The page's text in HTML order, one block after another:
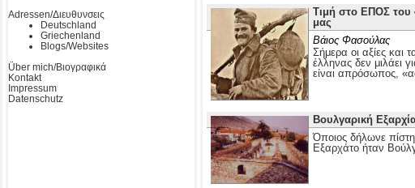
Adressen/Διευθυνσεις
Deutschland
Griechenland
Blogs/Websites
Über mich/Βιογραφικά
Kontakt
Impressum
Datenschutz
Τιμή στο ΕΠΟΣ του
μας
Βάιος Φασούλας
Σήμερα οι αξίες και
έλληνας δεν μιλάει
είναι απρόσωπος,
Βουλγαρική
Όποιος δήλωνε
Εξαρχάτο ήταν